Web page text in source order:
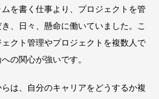
を書く仕事より、プロジェクトを管
、日々、懸命に働いていました。こ
クト管理やプロジェクトを複数人で
の関心が強いです。
は、自分のキャリアをどうするか複